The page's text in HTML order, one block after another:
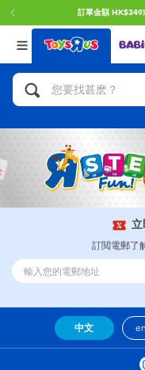
訂單金額 HK$349
返回
分類目錄
人氣英雄,角色
拼砌組合及樂高
玩具車,貨車,火
手工藝,文具,蠟
娃娃, 芭比,收藏
返回
品牌
Brunch Brother
Spider-Man蜘
Mini Brands
Play-Doh培樂多
Pokemon寶可夢
返回
年齢
0~2歳
5~7歳
12~14歳
14歳以上
立
訂閲電郵了
中文